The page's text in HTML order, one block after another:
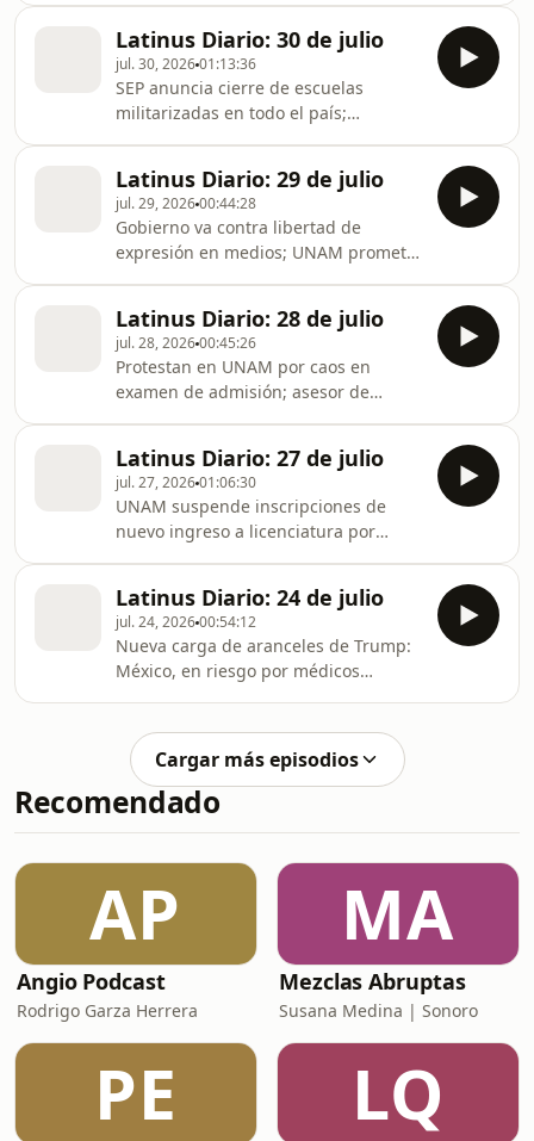
migratoria en España: llegan 60 mil
desde Marruecos.
Latinus Diario: 30 de julio
jul. 30, 202601:13:36
SEP anuncia cierre de escuelas
militarizadas en todo el país;
choque en Congreso por proyecto de
censura contra medios de
comunicación.
Latinus Diario: 29 de julio
jul. 29, 202600:44:28
Gobierno va contra libertad de
expresión en medios; UNAM promete
quiero renovarlo”: Trump.
Latinus Diario: 28 de julio
jul. 28, 202600:45:26
Protestan en UNAM por caos en
examen de admisión; asesor de
elecciones en EU; descarrila tren
cargado de sustancia tóxica en
Sonora.
Latinus Diario: 27 de julio
jul. 27, 202601:06:30
UNAM suspende inscripciones de
nuevo ingreso a licenciatura por
academia militarizada por muerte de
Dafne; hazaña de Isaac del Toro: sube
al podio en Tour de Francia.
Latinus Diario: 24 de julio
jul. 24, 202600:54:12
Nueva carga de aranceles de Trump:
México, en riesgo por médicos
CJNG; cierra productora de lechugas
en Guanajuato señalada por diarrea
"explosiva"
Cargar más episodios
Recomendado
AP
Angio Podcast
Rodrigo Garza Herrera
MA
Mezclas Abruptas
Susana Medina | Sonoro
PE LQ